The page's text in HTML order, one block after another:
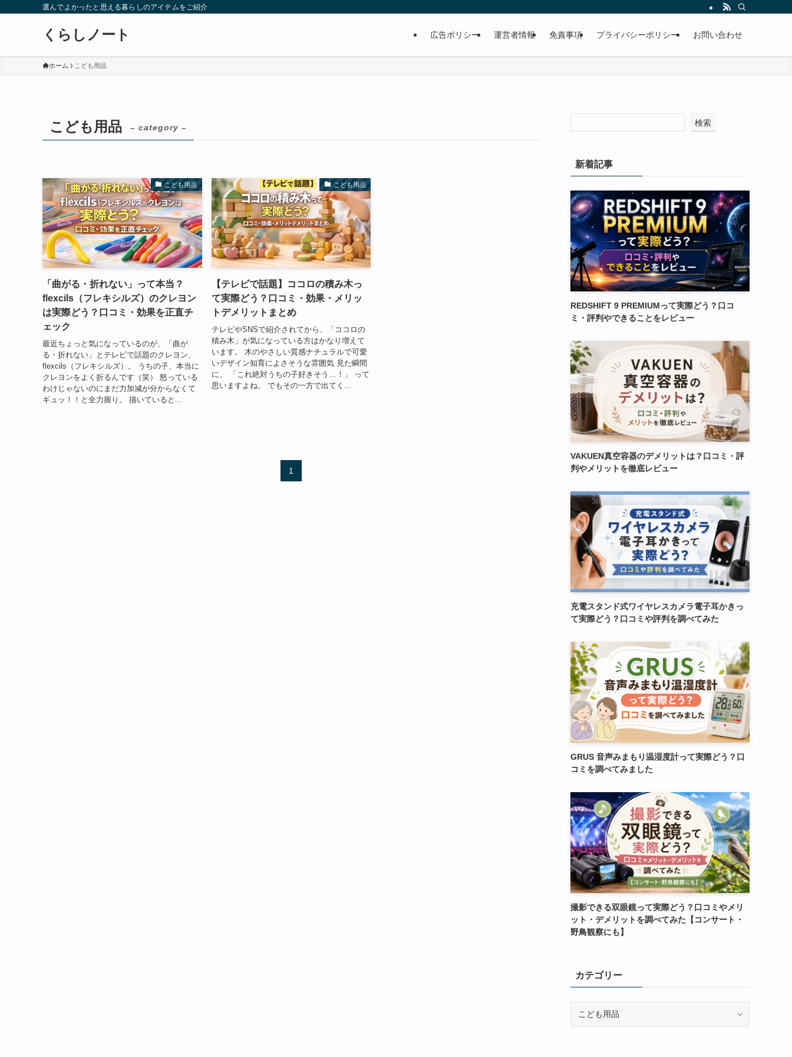
選んでよかったと思える暮らしのアイテムをご紹介
くらしノート 広告ポリシー 運営者情報 免責事項 プライバシーポリシー お問い合わせ
ホーム こども用品
こども用品 – category –
こども用品
「曲がる・折れない」って本当？
flexcils（フレキシルズ）のクレヨン
は実際どう？口コミ・効果を正直チ
ェック
最近ちょっと気になっているのが、「曲が
る・折れない」とテレビで話題のクレヨン、
flexcils（フレキシルズ）。 うちの子、本当に
クレヨンをよく折るんです（笑） 怒っている
わけじゃないのにまだ力加減が分からなくて
ギュッ！！と全力握り。 描いていると...
こども用品
【テレビで話題】ココロの積み木っ
て実際どう？口コミ・効果・メリッ
トデメリットまとめ
テレビやSNSで紹介されてから、「ココロの
積み木」が気になっている方はかなり増えて
います。 木のやさしい質感ナチュラルで可愛
いデザイン知育によさそうな雰囲気 見た瞬間
に、 「これ絶対うちの子好きそう…！」 って
思いますよね。 でもその一方で出てく...
1
検索
新着記事
REDSHIFT 9 PREMIUMって実際どう？口コ
ミ・評判やできることをレビュー
VAKUEN真空容器のデメリットは？口コミ・評
判やメリットを徹底レビュー
充電スタンド式ワイヤレスカメラ電子耳かきっ
て実際どう？口コミや評判を調べてみた
GRUS 音声みまもり温湿度計って実際どう？口
コミを調べてみました
撮影できる双眼鏡って実際どう？口コミやメリ
ット・デメリットを調べてみた【コンサート・
野鳥観察にも】
カテゴリー